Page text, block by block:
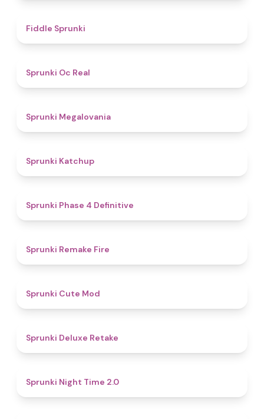
Fiddle Sprunki
Sprunki Oc Real
Sprunki Megalovania
Sprunki Katchup
Sprunki Phase 4 Definitive
Sprunki Remake Fire
Sprunki Cute Mod
Sprunki Deluxe Retake
Sprunki Night Time 2.0